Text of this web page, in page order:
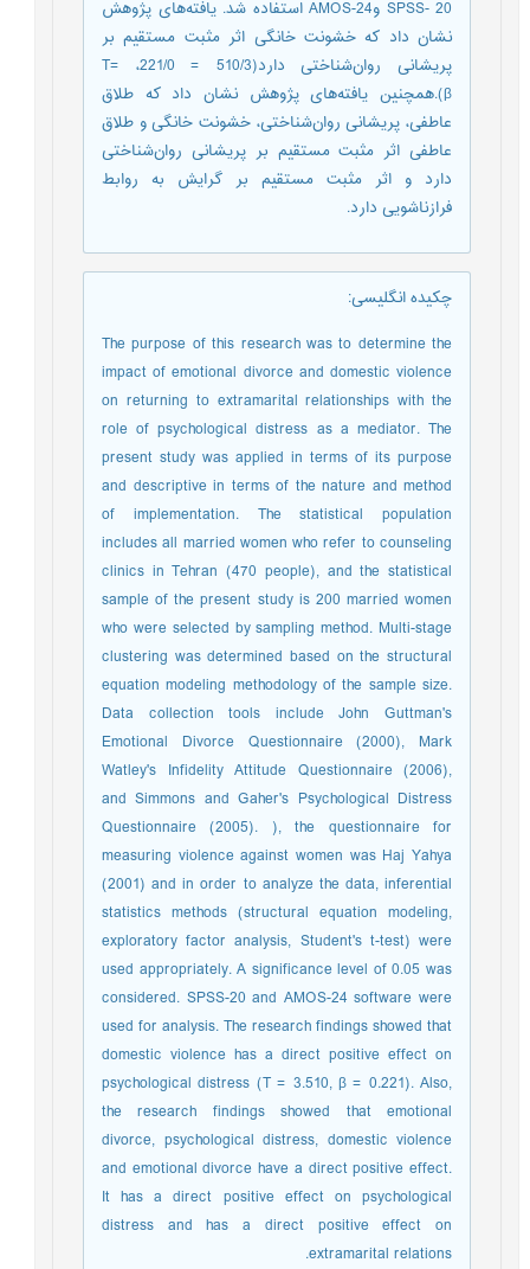
20 -SPSS و24-AMOS استفاده شد. یافته‌های پژوهش
نشان داد که خشونت خانگی اثر مثبت مستقیم بر
پریشانی روان‌شناختی دارد(510/3 T= ،221/0 =
β).همچنین یافته‌های پژوهش نشان داد که طلاق
عاطفی، پریشانی روان‌شناختی، خشونت خانگی و طلاق
عاطفی اثر مثبت مستقیم بر پریشانی روان‌شناختی
دارد و اثر مثبت مستقیم بر گرایش به روابط
فرازناشویی دارد.
چکیده انگلیسی:
The purpose of this research was to determine the
impact of emotional divorce and domestic violence
on returning to extramarital relationships with the
role of psychological distress as a mediator. The
present study was applied in terms of its purpose
and descriptive in terms of the nature and method
of implementation. The statistical population
includes all married women who refer to counseling
clinics in Tehran (470 people), and the statistical
sample of the present study is 200 married women
who were selected by sampling method. Multi-stage
clustering was determined based on the structural
equation modeling methodology of the sample size.
Data collection tools include John Guttman's
Emotional Divorce Questionnaire (2000), Mark
Watley's Infidelity Attitude Questionnaire (2006),
and Simmons and Gaher's Psychological Distress
Questionnaire (2005). ), the questionnaire for
measuring violence against women was Haj Yahya
(2001) and in order to analyze the data, inferential
statistics methods (structural equation modeling,
exploratory factor analysis, Student's t-test) were
used appropriately. A significance level of 0.05 was
considered. SPSS-20 and AMOS-24 software were
used for analysis. The research findings showed that
domestic violence has a direct positive effect on
psychological distress (T = 3.510, β = 0.221). Also,
the research findings showed that emotional
divorce, psychological distress, domestic violence
and emotional divorce have a direct positive effect.
It has a direct positive effect on psychological
distress and has a direct positive effect on
extramarital relations.